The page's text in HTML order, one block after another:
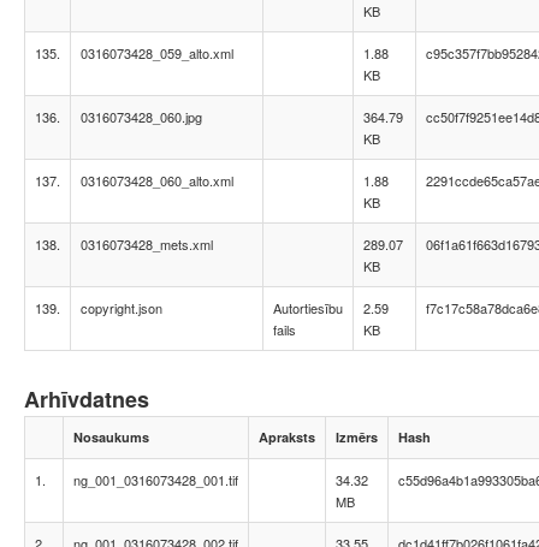
KB
135. 0316073428_059_alto.xml
1.88
KB
136. 0316073428_060.jpg
364.79
KB
137. 0316073428_060_alto.xml
1.88
KB
138. 0316073428_mets.xml
289.07
KB
139. copyright.json
Autortiesību
fails
2.59
KB
Arhīvdatnes
Nosaukums Apraksts Izmērs Hash
1. ng_001_0316073428_001.tif
34.32
MB